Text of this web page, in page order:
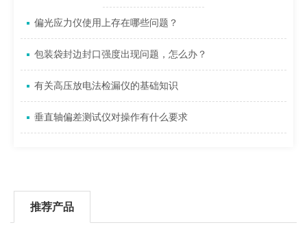
偏光应力仪使用上存在哪些问题？
包装袋封边封口强度出现问题，怎么办？
有关高压放电法检漏仪的基础知识
垂直轴偏差测试仪对操作有什么要求
推荐产品